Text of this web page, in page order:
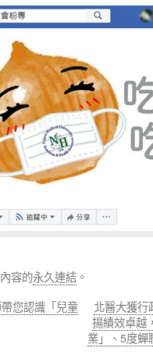
容的永久連結 。
您認識「兒童
北醫大獲行
揚績效卓越
業」、5度蟬